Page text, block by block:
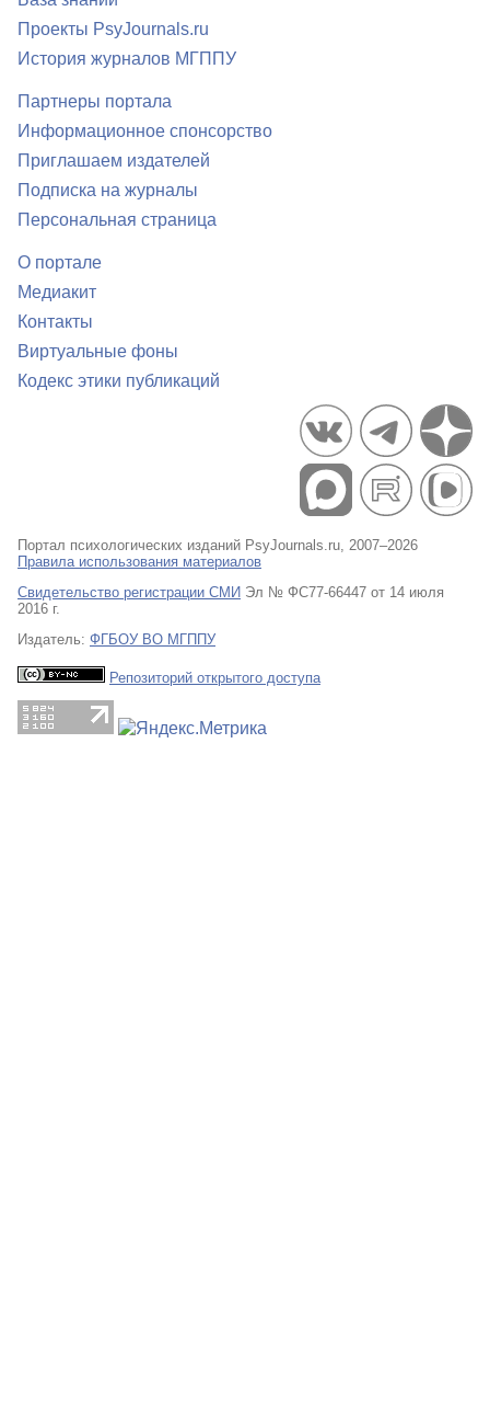
Проекты PsyJournals.ru
История журналов МГППУ
Партнеры портала
Информационное спонсорство
Приглашаем издателей
Подписка на журналы
Персональная страница
О портале
Медиакит
Контакты
Виртуальные фоны
Кодекс этики публикаций
Портал психологических изданий PsyJournals.ru, 2007–2026
Правила использования материалов
Свидетельство регистрации СМИ Эл № ФС77-66447 от 14 июля
2016 г.
Издатель: ФГБОУ ВО МГППУ
Репозиторий открытого доступа